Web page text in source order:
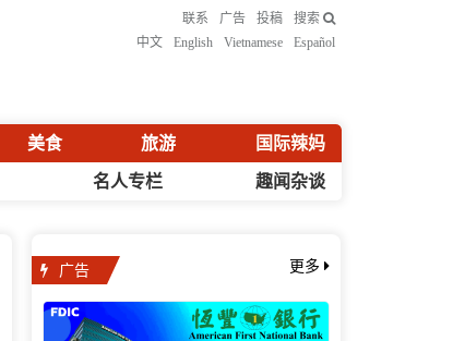
联系 广告 投稿
搜索
中文
English Vietnamese Español
美食 旅游 国际辣妈
名人专栏 趣闻杂谈
广告 更多